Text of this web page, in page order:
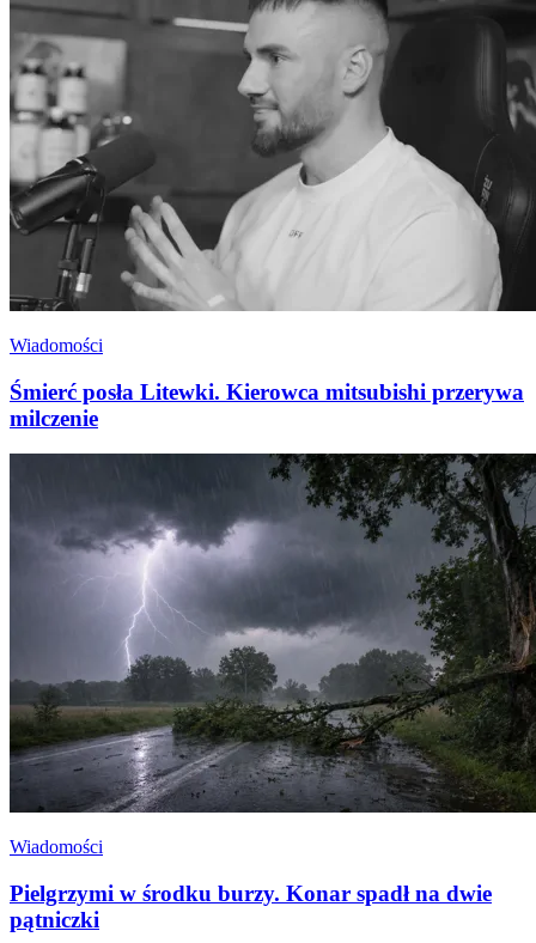
Wiadomości
Śmierć posła Litewki. Kierowca mitsubishi przerywa
milczenie
Wiadomości
Pielgrzymi w środku burzy. Konar spadł na dwie
pątniczki